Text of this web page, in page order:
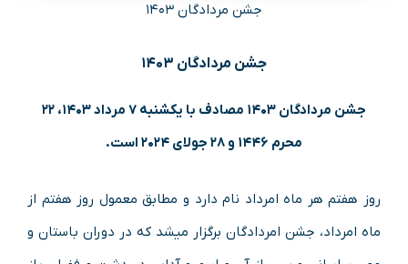
جشن مردادگان ۱۴۰۳
جشن مردادگان ۱۴۰۳
جشن مردادگان ۱۴۰۳ مصادف با یکشنبه ۷ مرداد ۱۴۰۳، ۲۲
محرم ۱۴۴۶ و ۲۸ جولای ۲۰۲۴ است.
روز هفتم هر ماه امرداد نام دارد و مطابق معمول روز هفتم از
ماه امرداد، جشن امردادگان برگزار میشد که در دوران باستان و